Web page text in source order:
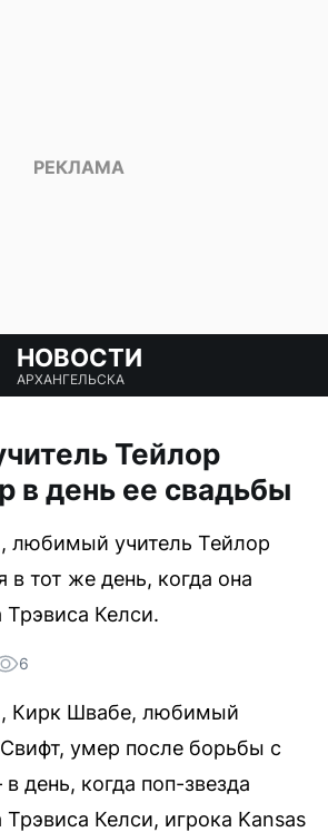
НОВОСТИ
АРХАНГЕЛЬСКА
Тейлор
в день ее свадьбы
учитель Тейлор
в тот же день, когда она
Келси.
6
Кирк Швабе, любимый
умер после борьбы с
день, когда поп-звезда
Келси, игрока Kansas